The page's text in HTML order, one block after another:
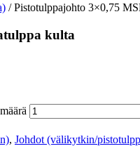
/ Pistotulppajohto 3×0,75
kulta
, Johdot (välikytkin/